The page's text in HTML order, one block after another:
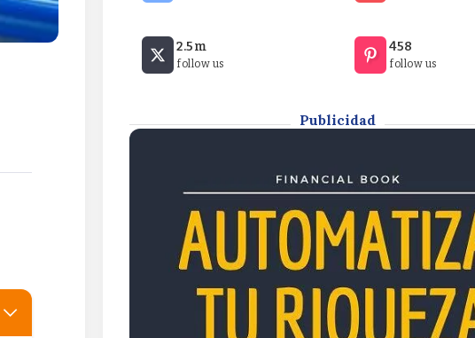
¿Fin a la volatilidad? “En la segunda quincena de
que haber una caída”¿Fin a la volatilidad? “En la
quincena de agosto tiene que haber una caída”¿Fin a
ByRafael Martín F.
2.5m
follow us
458
follow us
Publicidad